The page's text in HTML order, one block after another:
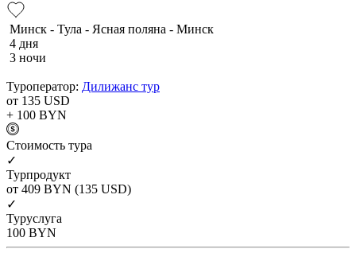
Минск - Тула - Ясная поляна - Минск
4 дня
3 ночи
Туроператор: Дилижанс тур
от 135 USD
+ 100 BYN
Cтоимость тура
✓
Турпродукт
от 409 BYN (135 USD)
✓
Туруслуга
100 BYN